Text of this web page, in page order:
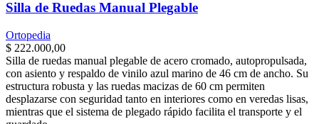
Silla de Ruedas Manual Plegable
Ortopedia
$ 222.000,00
Silla de ruedas manual plegable de acero cromado, autopropulsada,
con asiento y respaldo de vinilo azul marino de 46 cm de ancho. Su
estructura robusta y las ruedas macizas de 60 cm permiten
desplazarse con seguridad tanto en interiores como en veredas lisas,
mientras que el sistema de plegado rápido facilita el transporte y el